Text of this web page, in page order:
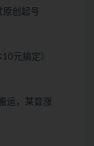
原创起号
元搞定）
运，某音涨